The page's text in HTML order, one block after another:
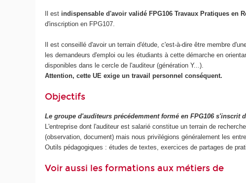
Il est indispensable d'avoir validé FPG106 Travaux Pratiques en
d'inscription en FPG107.
Il est conseillé d'avoir un terrain d'étude, c'est-à-dire être membre
les demandeurs d'emploi ou les étudiants à cette démarche en
disponibles dans le cercle de l'auditeur (génération Y...).
Attention, cette UE exige un travail personnel conséquent.
Objectifs
Le groupe d'auditeurs précédemment formé en FPG106
L'entreprise dont l'auditeur est salarié constitue un terrain de
(observation, document) mais nous privilégions généralement les
Outils pédagogiques : études de textes, exercices de partages de
Voir aussi les formations aux métiers de